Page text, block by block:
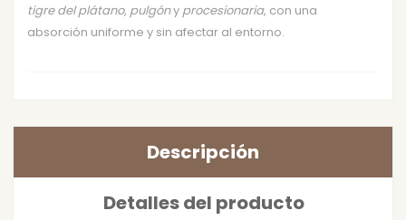
tigre del plátano, pulgóny procesionaria, con una
absorción uniforme y sin afectar al entorno.
Descripción
Detalles del producto